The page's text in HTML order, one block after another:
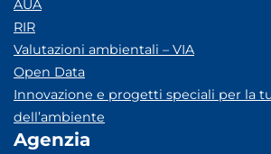
AUA
RIR
Valutazioni ambientali – VIA
Open Data
Innovazione e progetti speciali per la
dell’ambiente
Agenzia